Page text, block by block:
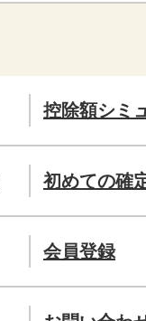
控除額シミ
初めての確
会員登録